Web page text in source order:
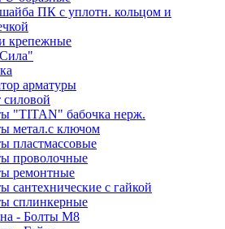
ПК с уплотн. кольцом и
крепежные
арматуры
"TITAN" бабочка нерж.
метал.с ключом
пластмассовые
проволочные
ремонтные
сантехнические с гайкой
сплинкерные
- Болты М8